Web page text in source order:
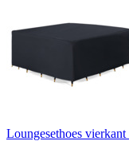
Loungesethoes